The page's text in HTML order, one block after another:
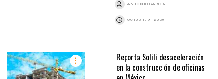
ANTONIO GARCÍA
OCTUBRE 9, 2020
Reporta Solili desaceleración
en la construcción de oficinas